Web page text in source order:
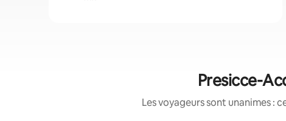
Presicce-
Les voyageurs sont unanimes :